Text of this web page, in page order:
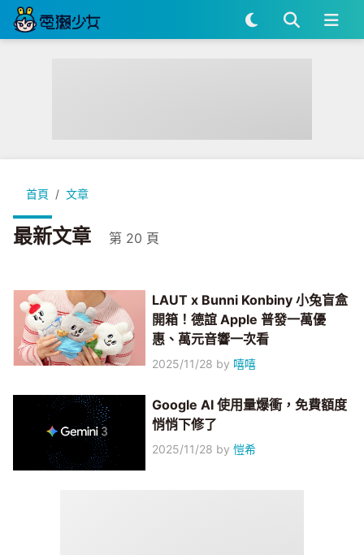
首頁 文章
最新文章 第 20 頁
LAUT x Bunni Konbiny 小兔盲盒
開箱！德誼 Apple 普發一萬優
惠、萬元音響一次看
2025/11/28 by 嘻嘻
Google AI 使用量爆衝，免費額度
悄悄下修了
2025/11/28 by愷希